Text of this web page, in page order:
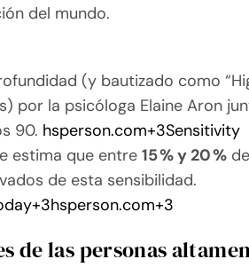
del mundo.
(y bautizado como
por la psicóloga Elaine Aron
90. hsperson.com+3Sensitivity
estima que entre15 % y 20 %
de esta sensibilidad.
+3hsperson.com+3
de las personas